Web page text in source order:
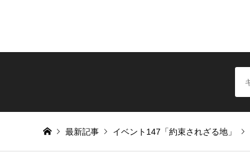
最新記事 イベント147「約束されざる地」